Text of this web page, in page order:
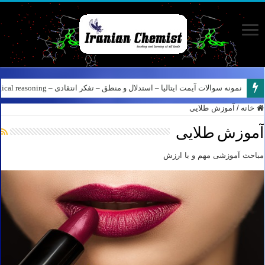
کانال آیمت ایتالیا در نرم افزار بله – کانال شیمی آیمت استاد نباتی
خانه / آموزش طلایی
آموزش طلایی
مباحث آموزشی مهم و با ارزش